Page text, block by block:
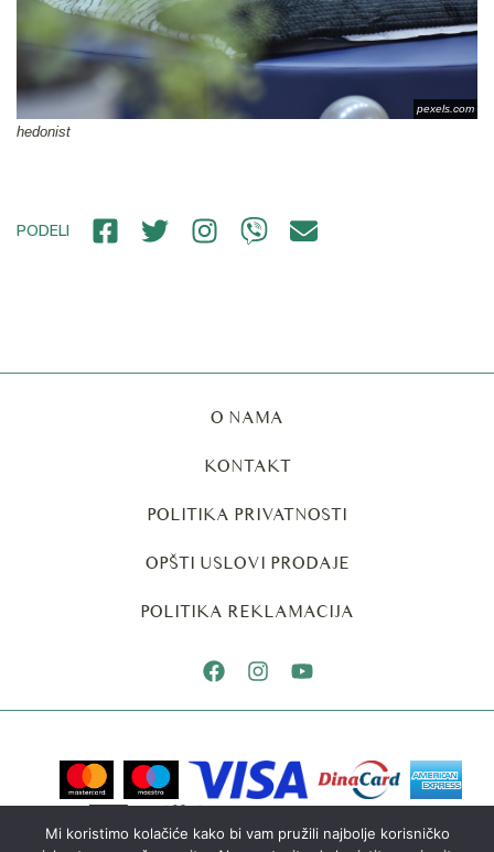
hedonist
pexels.com
PODELI
O NAMA
KONTAKT
POLITIKA PRIVATNOSTI
OPŠTI USLOVI PRODAJE
POLITIKA REKLAMACIJA
Mi koristimo kolačiće kako bi vam pružili najbolje korisničko